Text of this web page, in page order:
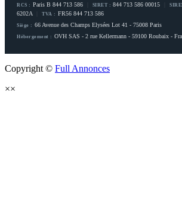
RCS : Paris B 844 713 586 SIRET : 844 713 586 00015
6202A TVA : FR56 844 713 586
Siège : 66 Avenue des Champs Elysées Lot 41 - 75008 Paris
Hébergement : OVH SAS - 2 rue Kellermann - 59100 Roubaix -
Copyright © Full Annonces
××